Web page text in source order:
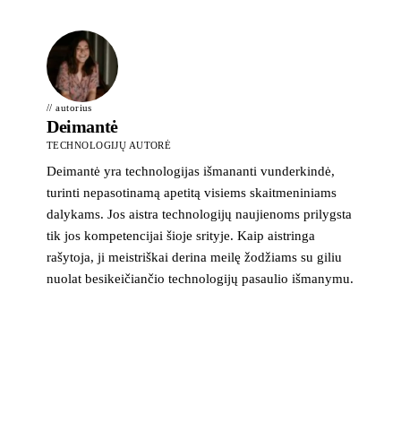
// autorius
Deimantė
TECHNOLOGIJŲ AUTORĖ
Deimantė yra technologijas išmananti vunderkindė,
turinti nepasotinamą apetitą visiems skaitmeniniams
dalykams. Jos aistra technologijų naujienoms prilygsta
tik jos kompetencijai šioje srityje. Kaip aistringa
rašytoja, ji meistriškai derina meilę žodžiams su giliu
nuolat besikeičiančio technologijų pasaulio išmanymu.